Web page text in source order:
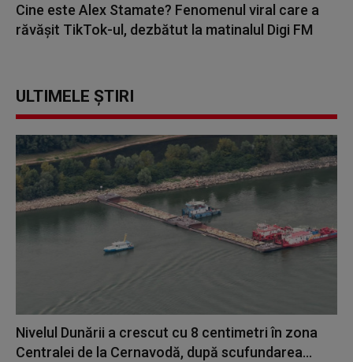
Cine este Alex Stamate? Fenomenul viral care a
răvășit TikTok-ul, dezbătut la matinalul Digi FM
ULTIMELE ȘTIRI
Nivelul Dunării a crescut cu 8 centimetri în zona
Centralei de la Cernavodă, după scufundarea...